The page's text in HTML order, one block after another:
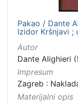
Pakao / Dante
Izidor Kršnjavi ;
Autor
Dante Alighieri
Impresum
Zagreb :
Materijalni opis